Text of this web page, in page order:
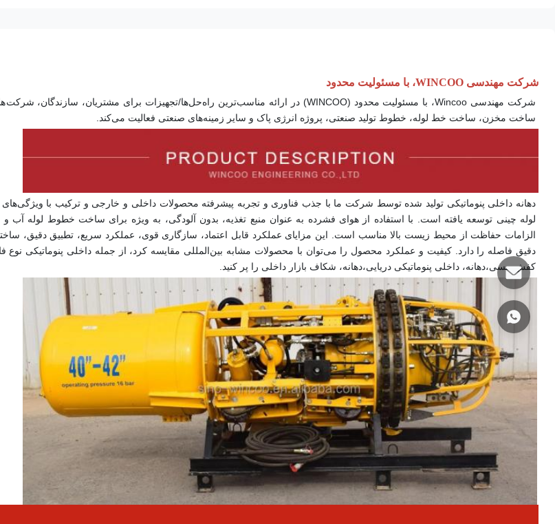
شرکت مهندسی WINCOO، با مسئولیت محدود
ساخت مخزن، ساخت خط لوله، خطوط تولید صنعتی، پروژه انرژی پاک و سایر زمینه‌های صنعتی فعالیت می‌کند.
دقیق فاصله را دارد. کیفیت و عملکرد محصول را می‌توان با محصولات مشابه بین‌المللی مقایسه کرد، از جمله داخلی پنوماتیکی نوع فاصله،
کفش مسی،دهانه، داخلی پنوماتیکی دریایی،دهانه، شکاف بازار داخلی را پر کنید.